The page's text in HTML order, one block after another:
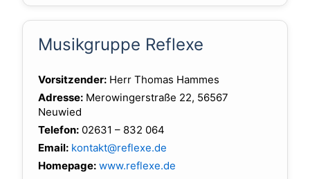
Musikgruppe Reflexe
Vorsitzender: Herr Thomas Hammes
Adresse: Merowingerstraße 22, 56567
Neuwied
Telefon: 02631 – 832 064
Email: kontakt@reflexe.de
Homepage: www.reflexe.de